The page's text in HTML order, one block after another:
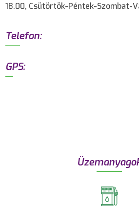
18.00, Csütörtök-Péntek-Szombat-
Telefon:
GPS: